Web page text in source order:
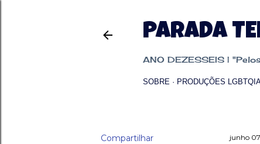
PARADA
ANO DEZESSEIS |
SOBRE PRODUÇÕES
Compartilhar junho